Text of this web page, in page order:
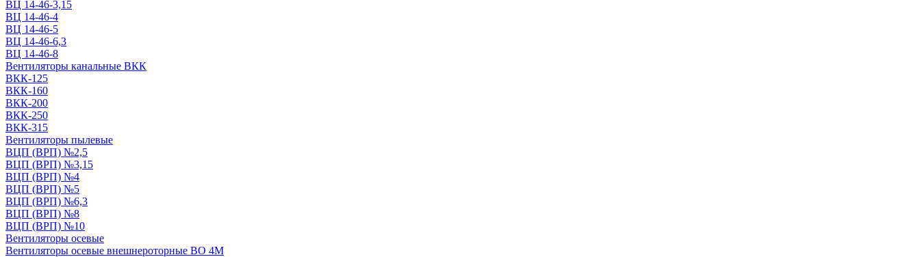
ВЦ 14-46-3,15
ВЦ 14-46-4
ВЦ 14-46-5
ВЦ 14-46-6,3
ВЦ 14-46-8
Вентиляторы канальные ВКК
ВКК-125
ВКК-160
ВКК-200
ВКК-250
ВКК-315
Вентиляторы пылевые
ВЦП (ВРП) №2,5
ВЦП (ВРП) №3,15
ВЦП (ВРП) №4
ВЦП (ВРП) №5
ВЦП (ВРП) №6,3
ВЦП (ВРП) №8
ВЦП (ВРП) №10
Вентиляторы осевые
Вентиляторы осевые внешнероторные ВО 4М